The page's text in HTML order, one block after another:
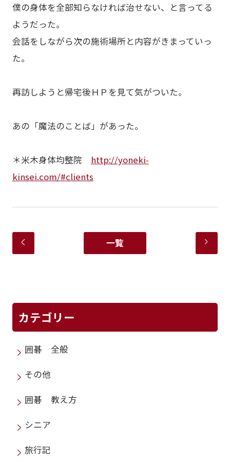
僕の身体を全部知らなければ治せない、と言ってる
ようだった。
会話をしながら次の施術場所と内容がきまっていっ
た。
再訪しようと帰宅後ＨＰを見て気がついた。
あの「魔法のことば」があった。
＊米木身体均整院 http://yoneki-
kinsei.com/#clients
一覧
カテゴリー
囲碁 全般
その他
囲碁 教え方
シニア
旅行記